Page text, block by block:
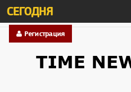
СЕГОДНЯ
Регистрация